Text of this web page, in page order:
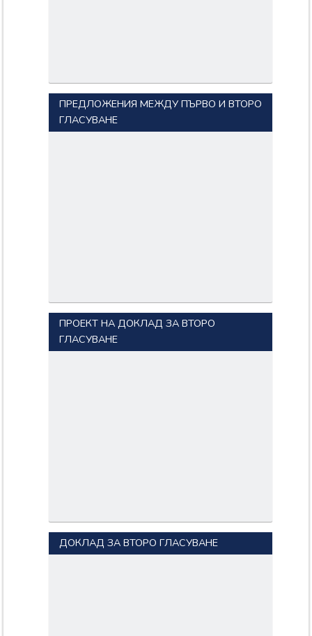
ПРЕДЛОЖЕНИЯ МЕЖДУ ПЪРВО И ВТОРО
ГЛАСУВАНЕ
ПРОЕКТ НА ДОКЛАД ЗА ВТОРО
ГЛАСУВАНЕ
ДОКЛАД ЗА ВТОРО ГЛАСУВАНЕ